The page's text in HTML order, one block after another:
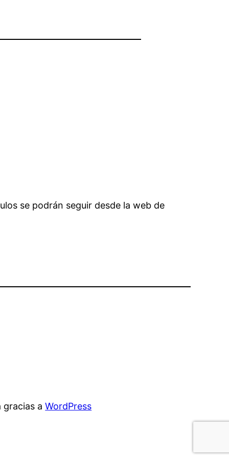
se podrán seguir desde la web de
gracias aWordPress